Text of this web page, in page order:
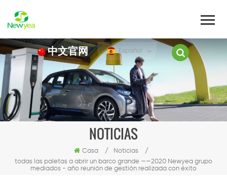
中文官网 Español
NOTICIAS
Casa / Noticias
/
todas las paletas a abrir un barco grande ——2020 Newyea grupo
mediados - año reunión de gestión realizada con éxito